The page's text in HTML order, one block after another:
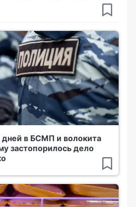
в БСМП и волокита
застопорилось дело